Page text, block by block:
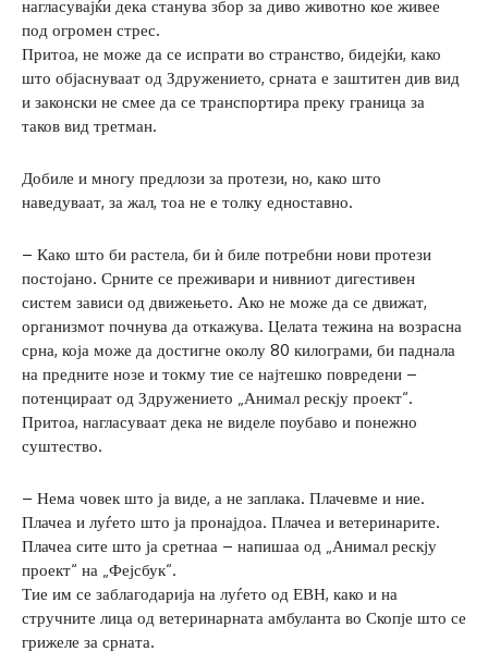
нагласувајќи дека станува збор за диво животно кое живее
под огромен стрес.
Притоа, не може да се испрати во странство, бидејќи, како
што објаснуваат од Здружението, срната е заштитен див вид
и законски не смее да се транспортира преку граница за
таков вид третман.
Добиле и многу предлози за протези, но, како што
наведуваат, за жал, тоа не е толку едноставно.
– Како што би растела, би ѝ биле потребни нови протези
постојано. Срните се преживари и нивниот дигестивен
систем зависи од движењето. Ако не може да се движат,
организмот почнува да откажува. Целата тежина на возрасна
срна, која може да достигне околу 80 килограми, би паднала
на предните нозе и токму тие се најтешко повредени –
потенцираат од Здружението „Анимал рескју проект“.
Притоа, нагласуваат дека не виделе поубаво и понежно
суштество.
– Нема човек што ја виде, а не заплака. Плачевме и ние.
Плачеа и луѓето што ја пронајдоа. Плачеа и ветеринарите.
Плачеа сите што ја сретнаа – напишаа од „Анимал рескју
проект“ на „Фејсбук“.
Тие им се заблагодарија на луѓето од ЕВН, како и на
стручните лица од ветеринарната амбуланта во Скопје што се
грижеле за срната.